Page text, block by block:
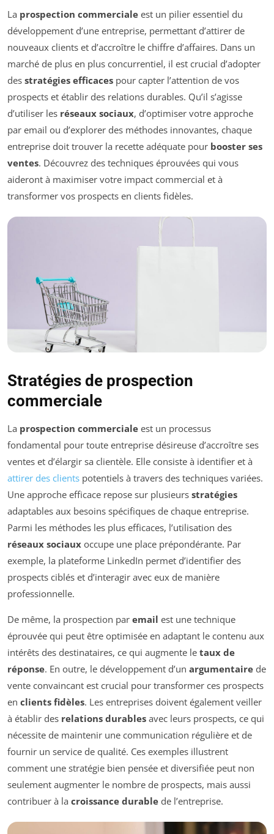
La prospection commerciale est un pilier essentiel du
développement d’une entreprise, permettant d’attirer de
nouveaux clients et d’accroître le chiffre d’affaires. Dans un
marché de plus en plus concurrentiel, il est crucial d’adopter
des stratégies efficaces pour capter l’attention de vos
prospects et établir des relations durables. Qu’il s’agisse
d’utiliser les réseaux sociaux, d’optimiser votre approche
par email ou d’explorer des méthodes innovantes, chaque
entreprise doit trouver la recette adéquate pour booster ses
ventes. Découvrez des techniques éprouvées qui vous
aideront à maximiser votre impact commercial et à
transformer vos prospects en clients fidèles.
Stratégies de prospection
commerciale
La prospection commerciale est un processus
fondamental pour toute entreprise désireuse d’accroître ses
ventes et d’élargir sa clientèle. Elle consiste à identifier et à
attirer des clients potentiels à travers des techniques variées.
Une approche efficace repose sur plusieurs stratégies
adaptables aux besoins spécifiques de chaque entreprise.
Parmi les méthodes les plus efficaces, l’utilisation des
réseaux sociaux occupe une place prépondérante. Par
exemple, la plateforme LinkedIn permet d’identifier des
prospects ciblés et d’interagir avec eux de manière
professionnelle.
De même, la prospection par email est une technique
éprouvée qui peut être optimisée en adaptant le contenu aux
intérêts des destinataires, ce qui augmente le taux de
réponse. En outre, le développement d’un argumentaire de
vente convaincant est crucial pour transformer ces prospects
en clients fidèles. Les entreprises doivent également veiller
à établir des relations durables avec leurs prospects, ce qui
nécessite de maintenir une communication régulière et de
fournir un service de qualité. Ces exemples illustrent
comment une stratégie bien pensée et diversifiée peut non
seulement augmenter le nombre de prospects, mais aussi
contribuer à la croissance durable de l’entreprise.